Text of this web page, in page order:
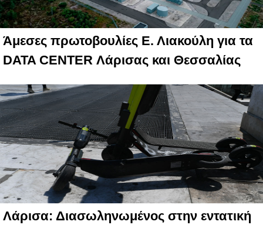
Άμεσες πρωτοβουλίες Ε. Λιακούλη για τα
DATA CENTER Λάρισας και Θεσσαλίας
Λάρισα: Διασωληνωμένος στην εντατική